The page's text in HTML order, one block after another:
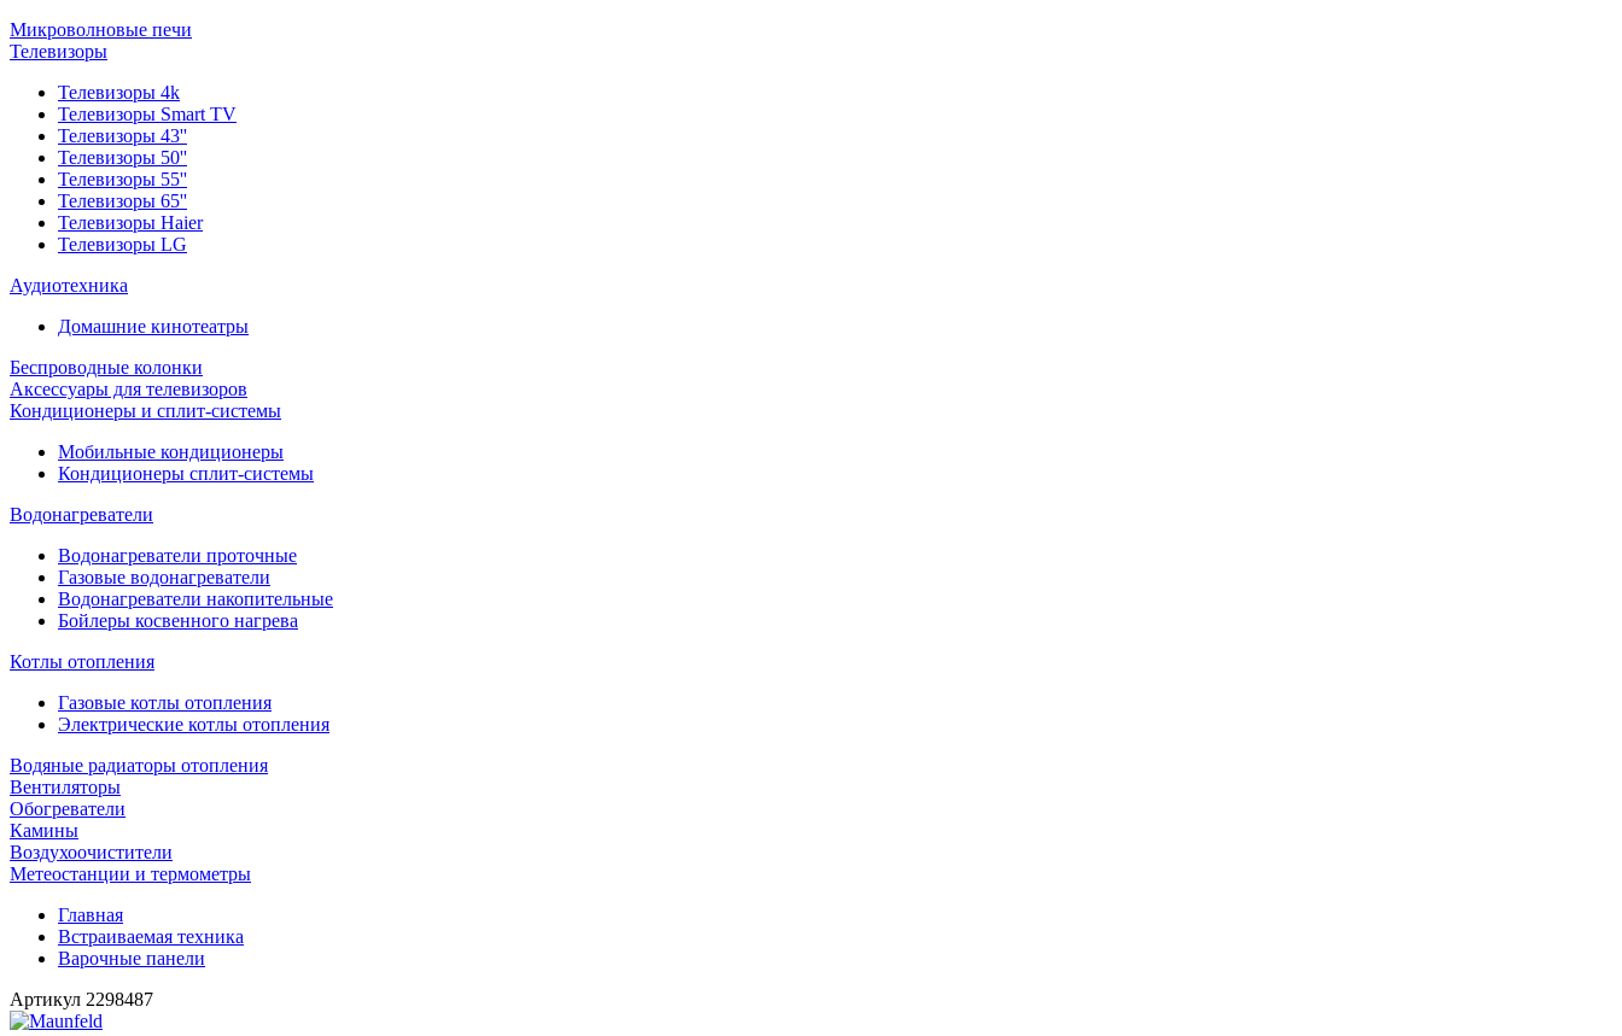
Микроволновые печи
Телевизоры
Телевизоры 4k
Телевизоры Smart TV
Телевизоры 43''
Телевизоры 50''
Телевизоры 55''
Телевизоры 65''
Телевизоры Haier
Телевизоры LG
Аудиотехника
Домашние кинотеатры
Беспроводные колонки
Аксессуары для телевизоров
Кондиционеры и сплит-системы
Мобильные кондиционеры
Кондиционеры сплит-системы
Водонагреватели
Водонагреватели проточные
Газовые водонагреватели
Водонагреватели накопительные
Бойлеры косвенного нагрева
Котлы отопления
Газовые котлы отопления
Электрические котлы отопления
Водяные радиаторы отопления
Вентиляторы
Обогреватели
Камины
Воздухоочистители
Метеостанции и термометры
Главная
Встраиваемая техника
Варочные панели
Артикул 2298487